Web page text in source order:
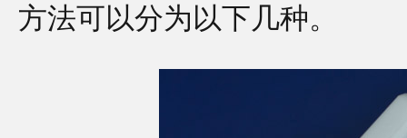
方法可以分为以下几种。